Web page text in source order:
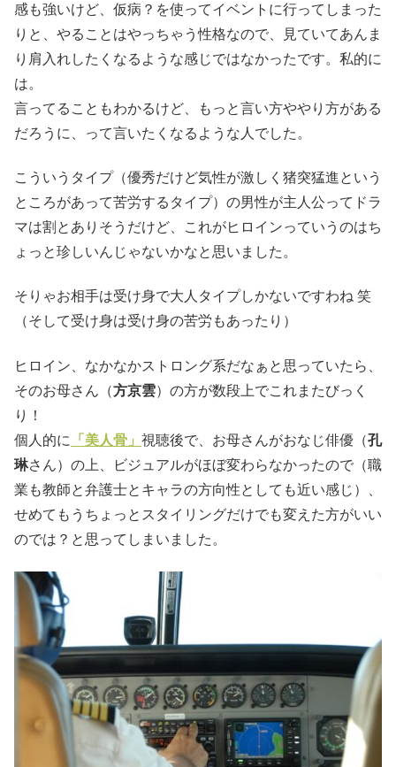
感も強いけど、仮病？を使ってイベントに行ってしまった
りと、やることはやっちゃう性格なので、見ていてあんま
り肩入れしたくなるような感じではなかったです。私的に
は。
言ってることもわかるけど、もっと言い方ややり方がある
だろうに、って言いたくなるような人でした。
こういうタイプ（優秀だけど気性が激しく猪突猛進という
ところがあって苦労するタイプ）の男性が主人公ってドラ
マは割とありそうだけど、これがヒロインっていうのはち
ょっと珍しいんじゃないかなと思いました。
そりゃお相手は受け身で大人タイプしかないですわね 笑
（そして受け身は受け身の苦労もあったり）
ヒロイン、なかなかストロング系だなぁと思っていたら、
そのお母さん（方京雲）の方が数段上でこれまたびっく
り！
個人的に
「美人骨」 視聴後で、お母さんがおなじ俳優（孔
琳さん）の上、ビジュアルがほぼ変わらなかったので（職
業も教師と弁護士とキャラの方向性としても近い感じ）、
せめてもうちょっとスタイリングだけでも変えた方がいい
のでは？と思ってしまいました。